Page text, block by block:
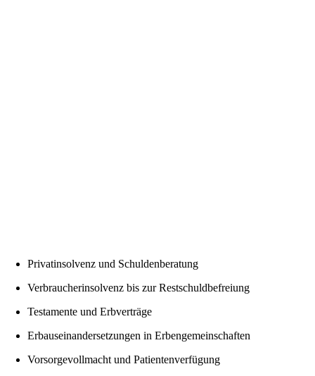
Privatinsolvenz und Schuldenberatung
Verbraucherinsolvenz bis zur Restschuldbefreiung
Testamente und Erbverträge
Erbauseinandersetzungen in Erbengemeinschaften
Vorsorgevollmacht und Patientenverfügung